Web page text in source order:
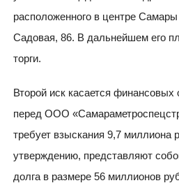
расположенного в центре
Садовая, 86. В дальнейшем его
торги.
Второй иск касается
перед ООО
требует взыскания 9,7 миллиона
утверждению, представляют
долга в размере 56 миллионов